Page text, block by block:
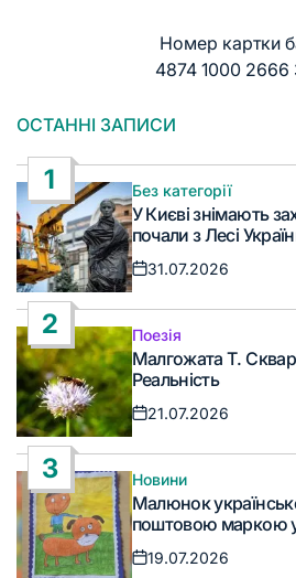
Номер картки
4874 1000 2666
ОСТАННІ ЗАПИСИ
1
Опублікувати
у
Без категорії
У Києві знімають
почали з Лесі
Дата
31.07.2026
2
Опублікувати
у
Поезія
Малгожата Т.
Реальність
Дата
21.07.2026
3
Опублікувати
у
Новини
Малюнок
поштовою маркою у
Дата
19.07.2026